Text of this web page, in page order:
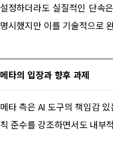
설정하더라도 실질적인 단속
명시했지만 이를 기술적으로
메타의 입장과 향후 과제
메타 측은 AI 도구의 책임감
칙 준수를 강조하면서도 내부